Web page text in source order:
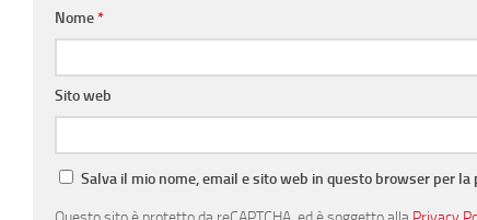
Nome*
Sito web
Salva il mio nome, email e sito web in questo browser per